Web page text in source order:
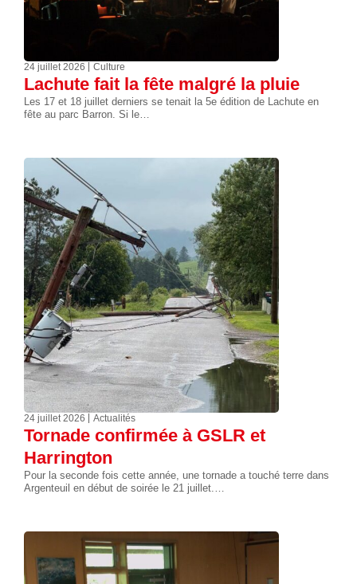
24 juillet 2026 Culture
Lachute fait la fête malgré la pluie
Les 17 et 18 juillet derniers se tenait la 5e édition de Lachute en
fête au parc Barron. Si le…
24 juillet 2026 Actualités
Tornade confirmée à GSLR et
Harrington
Pour la seconde fois cette année, une tornade a touché terre dans
Argenteuil en début de soirée le 21 juillet.…